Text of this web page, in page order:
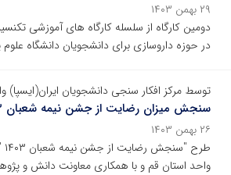
۲۹ بهمن ۱۴۰۳
دومین کارگاه از سلسله کارگاه های آموزشی
در حوزه داروسازی برای دانشجویان دانشگاه
توسط مرکز افکار سنجی دانشجویان
سنجش میزان رضایت از جشن نیمه شعبان ۱۴۰۳
۲۶ بهمن ۱۴۰۳
واحد استان قم و با همکاری معاونت دانش و